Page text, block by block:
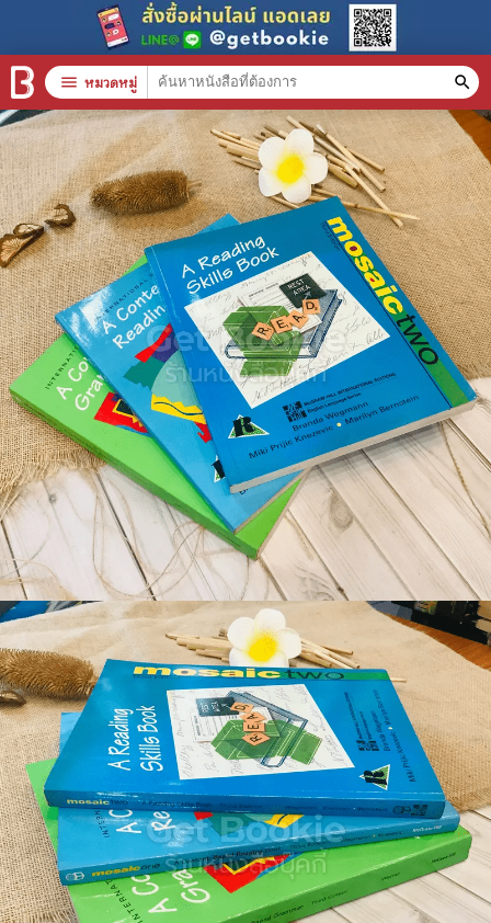
menu หมวดหมู่ search
หมวดหมู่สินค้า clear
หนังสือทั้งหมด
stars สินค้าใช้เฉพาะแต้มเท่านั้น
📚 หนังสือทั่วไป
🦄 วรรณกรรม นิยาย เรื่องสั้น
🎓 การศึกษา
😼 หนังสือการ์ตูน
🐲 หนังสือเด็ก
📕 นิตยสาร
🌎 International Books
🎲 Board Game
📅 สินค้าอื่นๆ